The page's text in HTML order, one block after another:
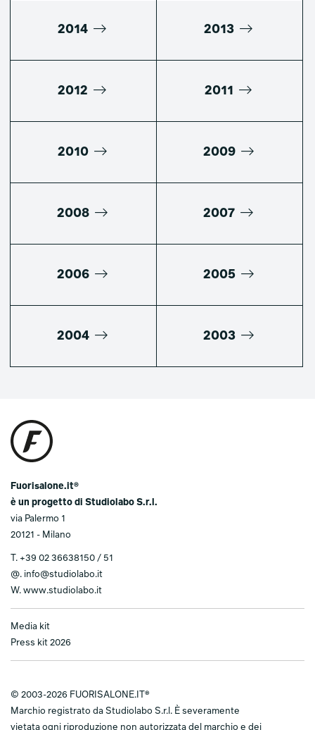
2014 2013
2012 2011
2010 2009
2008 2007
2006 2005
2004 2003
Fuorisalone.it®
è un progetto di Studiolabo S.r.l.
via Palermo 1
20121 - Milano
T. +39 02 36638150 / 51
@. info@studiolabo.it
W. www.studiolabo.it
Media kit
Press kit 2026
© 2003-2026 FUORISALONE.IT®
Marchio registrato da Studiolabo S.r.l. È severamente
vietata ogni riproduzione non autorizzata del marchio e dei